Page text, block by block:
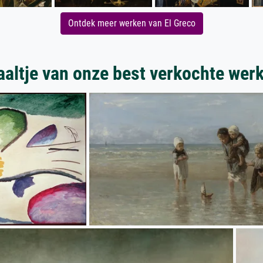
Ontdek meer werken van El Greco
van onze best verkochte